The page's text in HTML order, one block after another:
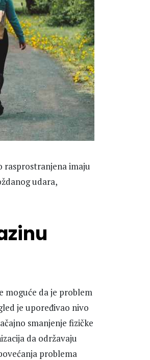
rasprostranjena imaju
udara,
moguće da je problem
je upoređivao nivo
smanjenje fizičke
da održavaju
problema